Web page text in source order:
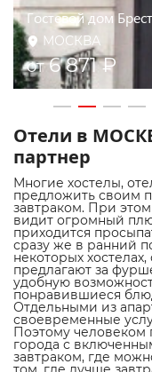
Измайлово Вега
МОСКВА
от6 200 ₽
Отели в
партнер
Многие хостелы,
предложить своим
завтраком. При
видит огромный
приходится
сразу же в ранний
некоторых
предлагают за
удобную
понравившиеся
Отдельными из
своевременные
Поэтому человеком
города с
завтраком, где